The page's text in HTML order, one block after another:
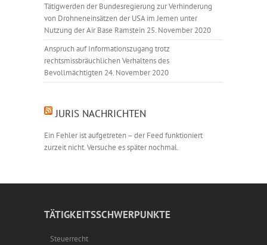
Tätigwerden der Bundesregierung zur Verhinderung
von Drohneneinsätzen der USA im Jemen unter
Nutzung der Air Base Ramstein 25. November 2020
Anspruch auf Informationszugang trotz
rechtsmissbräuchlichen Verhaltens des
Bevollmächtigten 24. November 2020
JURIS NACHRICHTEN
Ein Fehler ist aufgetreten – der Feed funktioniert
zurzeit nicht. Versuche es später nochmal.
TÄTIGKEITSSCHWERPUNKTE
Steuerrecht